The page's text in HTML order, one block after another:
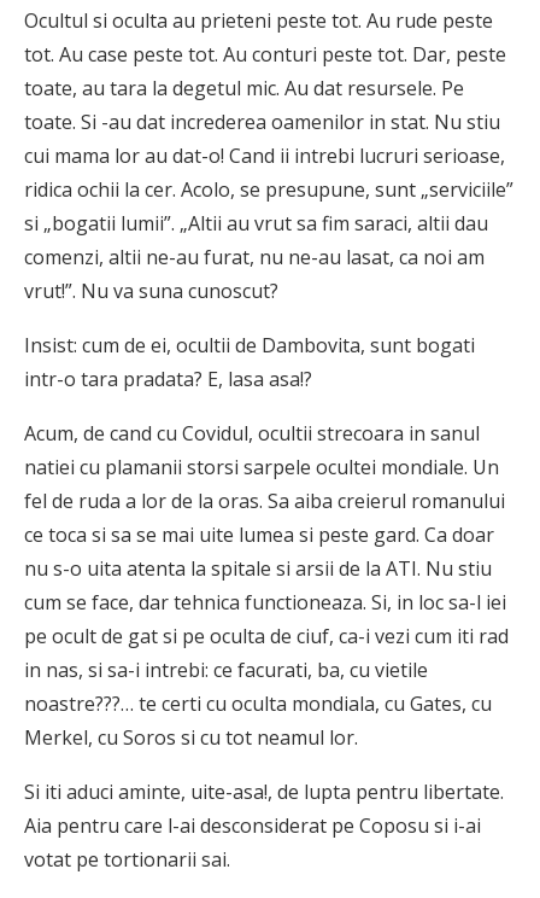
Ocultul si oculta au prieteni peste tot. Au rude peste
tot. Au case peste tot. Au conturi peste tot. Dar, peste
toate, au tara la degetul mic. Au dat resursele. Pe
toate. Si -au dat increderea oamenilor in stat. Nu stiu
cui mama lor au dat-o! Cand ii intrebi lucruri serioase,
ridica ochii la cer. Acolo, se presupune, sunt „serviciile”
si „bogatii lumii”. „Altii au vrut sa fim saraci, altii dau
comenzi, altii ne-au furat, nu ne-au lasat, ca noi am
vrut!”. Nu va suna cunoscut?
Insist: cum de ei, ocultii de Dambovita, sunt bogati
intr-o tara pradata? E, lasa asa!?
Acum, de cand cu Covidul, ocultii strecoara in sanul
natiei cu plamanii storsi sarpele ocultei mondiale. Un
fel de ruda a lor de la oras. Sa aiba creierul romanului
ce toca si sa se mai uite lumea si peste gard. Ca doar
nu s-o uita atenta la spitale si arsii de la ATI. Nu stiu
cum se face, dar tehnica functioneaza. Si, in loc sa-l iei
pe ocult de gat si pe oculta de ciuf, ca-i vezi cum iti rad
in nas, si sa-i intrebi: ce facurati, ba, cu vietile
noastre???… te certi cu oculta mondiala, cu Gates, cu
Merkel, cu Soros si cu tot neamul lor.
Si iti aduci aminte, uite-asa!, de lupta pentru libertate.
Aia pentru care l-ai desconsiderat pe Coposu si i-ai
votat pe tortionarii sai.